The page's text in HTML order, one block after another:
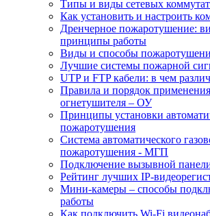
Типы и виды сетевых
Как установить и настроить
Дренчерное пожаротушение:
принципы работы
Виды и способы
Лучшие системы пожарной
UTP и FTP кабели: в чем
Правила и порядок
огнетушителя – ОУ
Принципы установки
пожаротушения
Система автоматического
пожаротушения - МГП
Подключение вызывной
Рейтинг лучших IP-
Мини-камеры – способы
работы
Как подключить Wi-Fi